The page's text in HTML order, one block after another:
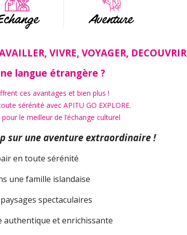
Aventure
VIVRE, VOYAGER, DECOUVRIR
langue étrangère ?
ces avantages et bien plus !
sérénité avec APITU GO EXPLORE.
le meilleur de l’échange culturel
sur une aventure extraordinaire !
en toute sérénité
une famille islandaise
spectaculaires
authentique et enrichissante